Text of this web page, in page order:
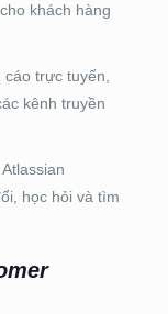
khách hàng
cáo trực tuyến,
kênh truyền
học hỏi và tìm